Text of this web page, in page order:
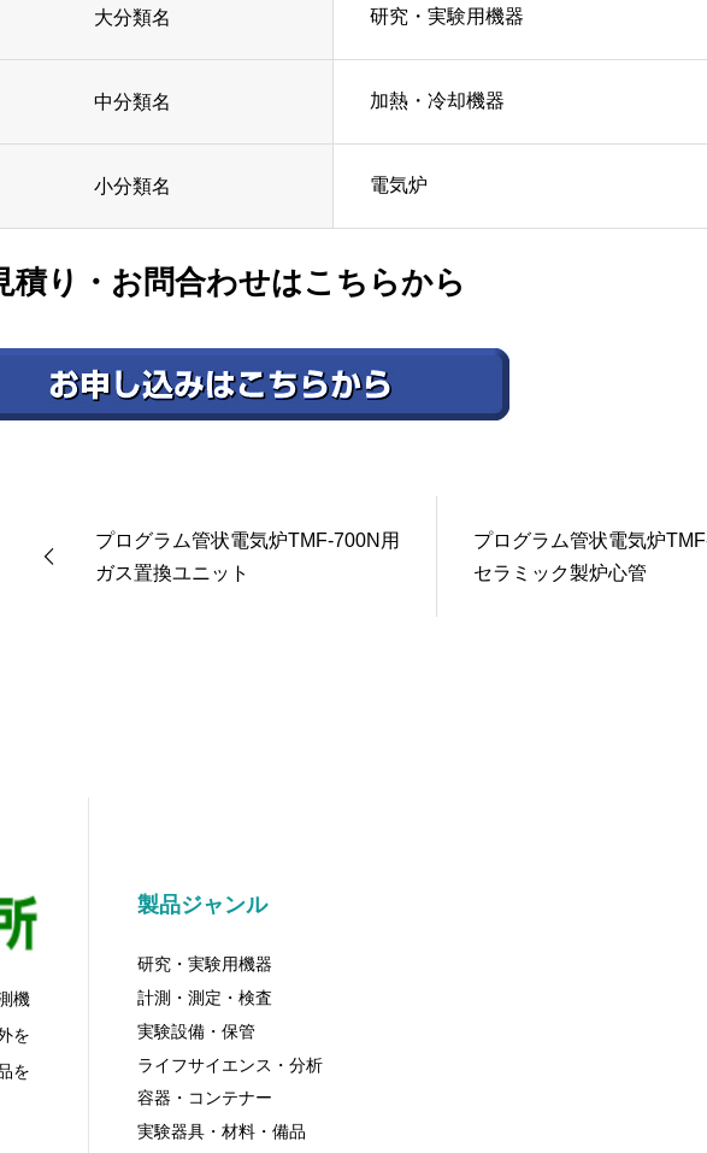
大分類名 研究・実験用機器
中分類名 加熱・冷却機器
小分類名 電気炉
積り・お問合わせはこちらから
プログラム管状電気炉TMF-700N用
ガス置換ユニット
プログラム管状電気炉
セラミック製炉心管
機
を
を
製品ジャンル
研究・実験用機器
計測・測定・検査
実験設備・保管
ライフサイエンス・分析
容器・コンテナー
実験器具・材料・備品